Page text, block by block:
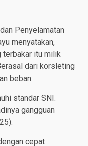
Penyelamatan
menyatakan,
terbakar itu milik
dari korsleting
beban.
standar SNI.
gangguan
cepat